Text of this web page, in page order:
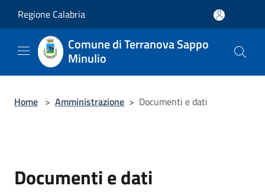
Regione Calabria
Comune di Terranova Sappo
Minulio
Home > Amministrazione > Documenti e dati
Documenti e dati